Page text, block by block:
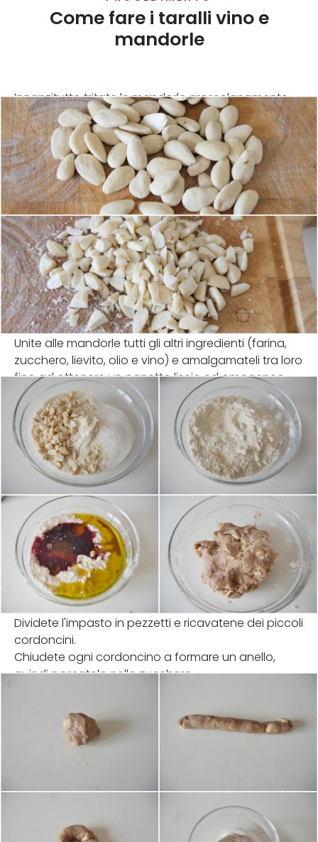
Come fare i taralli vino e
mandorle
Innanzitutto tritate le mandorle grossolanamente.
Unite alle mandorle tutti gli altri ingredienti (farina,
zucchero, lievito, olio e vino) e amalgamateli tra loro
fino ad ottenere un panetto liscio ed omogeneo.
Dividete l'impasto in pezzetti e ricavatene dei piccoli
cordoncini.
Chiudete ogni cordoncino a formare un anello,
quindi passatelo nello zucchero.